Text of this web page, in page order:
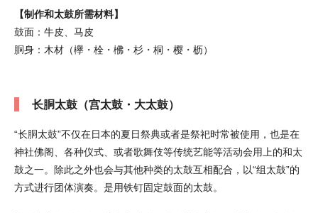
【制作和太鼓所需材料】
鼓面：牛皮、马皮
胴身：木材（欅・栓・梻・杉・桐・樱・枥）
长胴太鼓（宫太鼓・大太鼓）
“长胴太鼓”不仅在日本的夏日祭典或者是祭祀时常被使用，也是在
神社佛阁、各种仪式、或者歌舞伎等传统艺能等活动会用上的和太
鼓之一。除此之外也会与其他种类的太鼓互相配合，以“组太鼓”的
方式进行团体演奏。是用铁钉固定鼓面的太鼓。